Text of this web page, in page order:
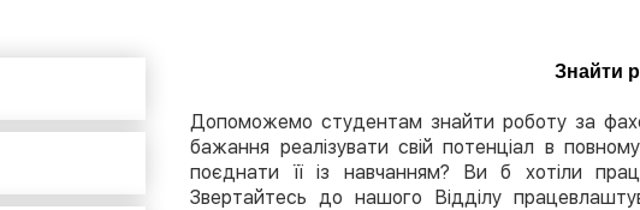
Знайти
Допоможемо студентам знайти роботу за
бажання реалізувати свій потенціал в
поєднати її із навчанням? Ви б хотіли
Звертайтесь до нашого Відділу